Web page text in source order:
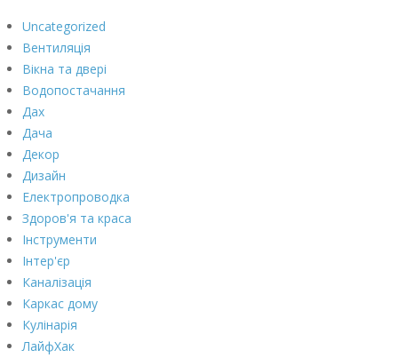
Uncategorized
Вентиляція
Вікна та двері
Водопостачання
Дах
Дача
Декор
Дизайн
Електропроводка
Здоров'я та краса
Інструменти
Інтер'єр
Каналізація
Каркас дому
Кулінарія
ЛайфХак